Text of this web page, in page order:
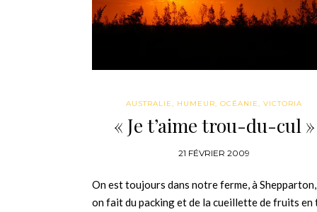
AUSTRALIE, HUMEUR, OCÉANIE, VICTORIA
« Je t’aime trou-du-cul »
21 FÉVRIER 2009
On est toujours dans notre ferme, à
on fait du packing et de la cueillette de fruits en